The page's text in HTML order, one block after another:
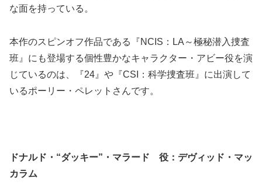
な面を持っている。
本作のスピンオフ作品である『NCIS：LA～極秘潜入捜査
班』にも登場する個性豊かなキャラクター・アビー役を演
じているのは、『24』や『CSI：科学捜査班』に出演して
いるポーリー・ペレットさんです。
ドナルド・“ダッキー”・マラード 役：デヴィッド・マッ
カラム